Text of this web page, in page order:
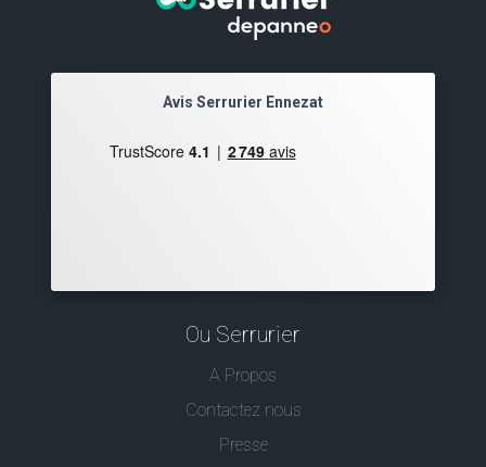
Avis Serrurier Ennezat
Ou Serrurier
A Propos
Contactez nous
Presse